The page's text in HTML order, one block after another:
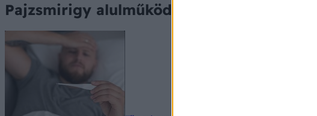
Pajzsmirigy alulműködés, hormonkezelés